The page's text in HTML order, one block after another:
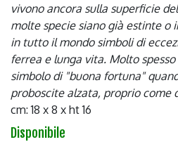
vivono ancora sulla superficie
molte specie siano già estinte o
in tutto il mondo simboli di
ferrea e lunga vita. Molto
simbolo di "buona fortuna"
proboscite alzata, proprio come
cm: 18 x 8 x ht 16
Disponibile